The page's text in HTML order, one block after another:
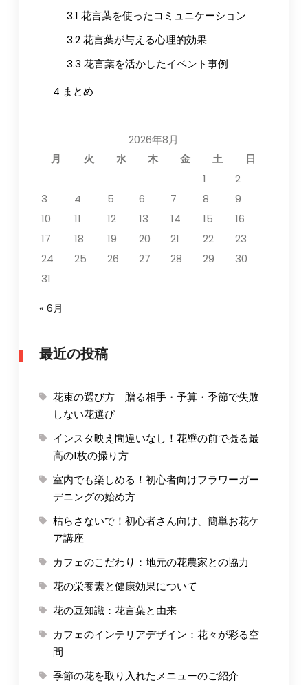
3.1 花言葉を使ったコミュニケーション
3.2花言葉が与える心理的効果
3.3 花言葉を活かしたイベント事例
4 まとめ
2026年8月
月
火 水 木 金 土
日
1
2
3
4 5 6 7 8
9
10
11 12 13 14 15
16
17
18 19 20 21 22
23
24
25 26 27 28 29
30
31
« 6月
最近の投稿
花束の選び方｜贈る相手・予算・季節で失敗
しない花選び
インスタ映え間違いなし！花壁の前で撮る最
高の1枚の撮り方
室内でも楽しめる！初心者向けフラワーガー
デニングの始め方
枯らさないで！初心者さん向け、簡単お花ケ
ア講座
カフェのこだわり：地元の花農家との協力
花の栄養素と健康効果について
花の豆知識：花言葉と由来
カフェのインテリアデザイン：花々が彩る空
間
季節の花を取り入れたメニューのご紹介